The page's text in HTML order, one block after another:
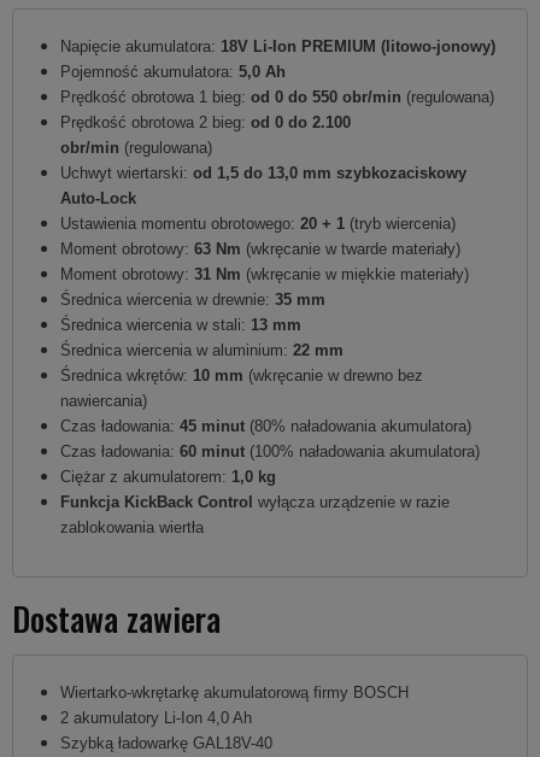
Napięcie akumulatora: 18V Li-Ion PREMIUM (litowo-jonowy)
Pojemność akumulatora: 5,0 Ah
Prędkość obrotowa 1 bieg: od 0 do 550 obr/min (regulowana)
Prędkość obrotowa 2 bieg: od 0 do 2.100
obr/min (regulowana)
Uchwyt wiertarski: od 1,5 do 13,0 mm szybkozaciskowy
Auto-Lock
Ustawienia momentu obrotowego: 20 + 1 (tryb wiercenia)
Moment obrotowy: 63 Nm (wkręcanie w twarde materiały)
Moment obrotowy: 31 Nm (wkręcanie w miękkie materiały)
Średnica wiercenia w drewnie: 35 mm
Średnica wiercenia w stali: 13 mm
Średnica wiercenia w aluminium: 22 mm
Średnica wkrętów: 10 mm (wkręcanie w drewno bez
nawiercania)
Czas ładowania: 45 minut (80% naładowania akumulatora)
Czas ładowania: 60 minut (100% naładowania akumulatora)
Ciężar z akumulatorem: 1,0 kg
Funkcja KickBack Control wyłącza urządzenie w razie
zablokowania wiertła
Dostawa zawiera
Wiertarko-wkrętarkę akumulatorową firmy BOSCH
2 akumulatory Li-Ion 4,0 Ah
Szybką ładowarkę GAL18V-40